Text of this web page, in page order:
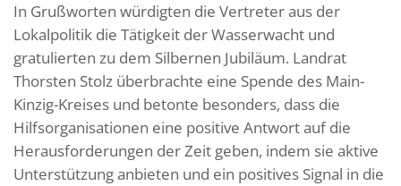
In Grußworten würdigten die Vertreter aus der
Lokalpolitik die Tätigkeit der Wasserwacht und
gratulierten zu dem Silbernen Jubiläum. Landrat
Thorsten Stolz überbrachte eine Spende des Main-
Kinzig-Kreises und betonte besonders, dass die
Hilfsorganisationen eine positive Antwort auf die
Herausforderungen der Zeit geben, indem sie aktive
Unterstützung anbieten und ein positives Signal in die